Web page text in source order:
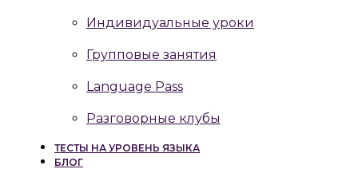
Индивидуальные уроки
Групповые занятия
Language Pass
Разговорные клубы
ТЕСТЫ НА УРОВЕНЬ ЯЗЫКА
БЛОГ